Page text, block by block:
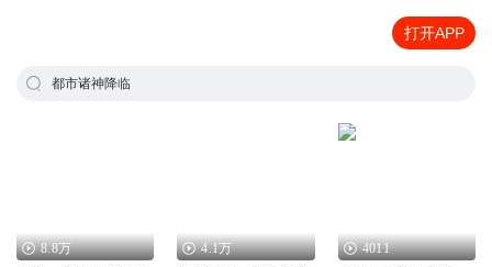
打开APP
都市诸神降临
8.8万 4.1万 4011